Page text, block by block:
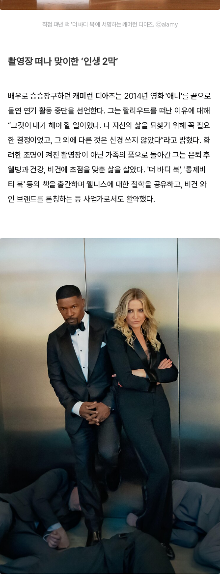
직접 펴낸 책 '더 바디 북'에 서명하는 캐머런 디아즈. ⓒalamy
촬영장 떠나 맞이한 ‘인생 2막’
배우로 승승장구하던 캐머런 디아즈는 2014년 영화 '애니'를 끝으로
돌연 연기 활동 중단을 선언한다. 그는 할리우드를 떠난 이유에 대해
“그것이 내가 해야 할 일이었다. 나 자신의 삶을 되찾기 위해 꼭 필요
한 결정이었고, 그 외에 다른 것은 신경 쓰지 않았다”라고 밝혔다. 화
려한 조명이 켜진 촬영장이 아닌 가족의 품으로 돌아간 그는 은퇴 후
웰빙과 건강, 비건에 초점을 맞춘 삶을 살았다. '더 바디 북', '롱제비
티 북' 등의 책을 출간하며 웰니스에 대한 철학을 공유하고, 비건 와
인 브랜드를 론칭하는 등 사업가로서도 활약했다.